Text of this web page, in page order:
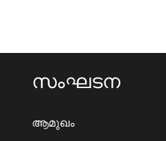
സംഘടന
ആമുഖം